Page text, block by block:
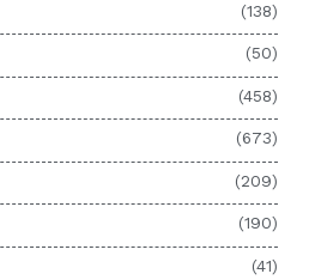
(138)
(50)
(458)
(673)
(209)
(190)
(41)